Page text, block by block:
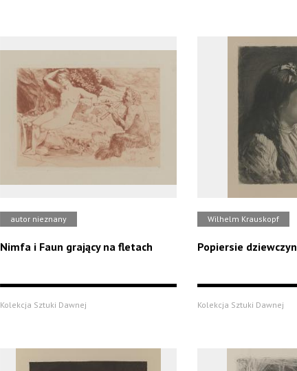
autor nieznany
Nimfa i Faun grający na fletach
Kolekcja Sztuki Dawnej
Wilhelm Krauskopf
Popiersie
Kolekcja Sztuki Dawnej